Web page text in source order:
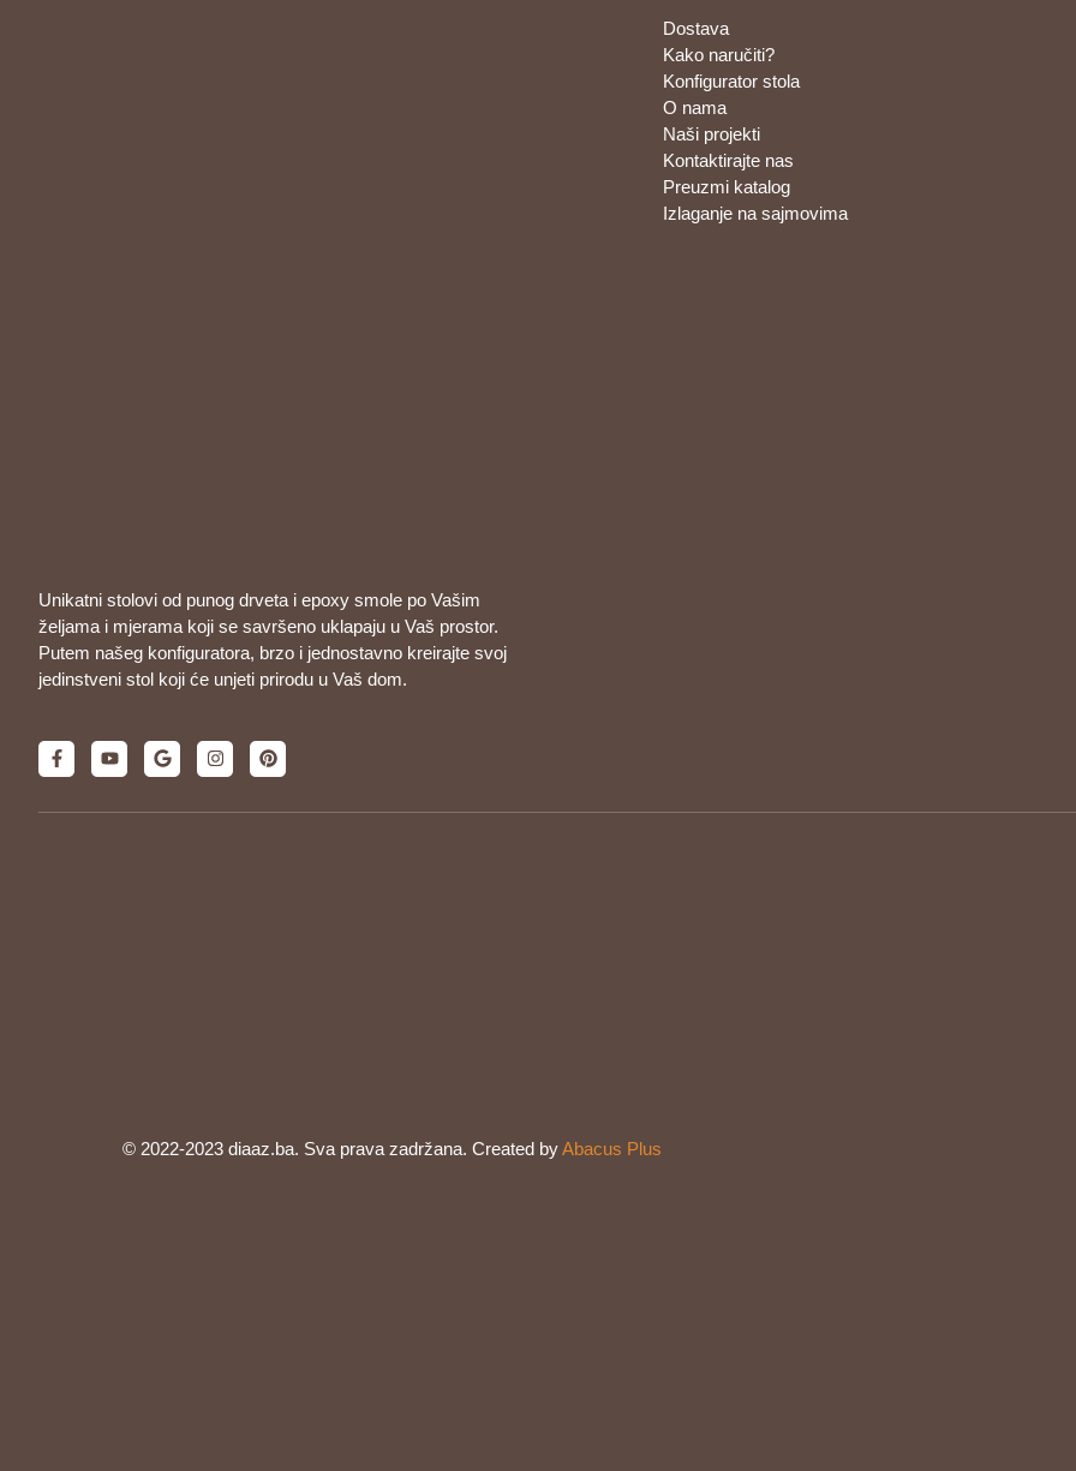
Unikatni stolovi od punog drveta i epoxy smole po Vašim
željama i mjerama koji se savršeno uklapaju u Vaš prostor.
Putem našeg konfiguratora, brzo i jednostavno kreirajte svoj
jedinstveni stol koji će unjeti prirodu u Vaš dom.
Dostava
Kako naručiti?
Konfigurator stola
O nama
Naši projekti
Kontaktirajte nas
Preuzmi katalog
Izlaganje na sajmovima
© 2022-2023 diaaz.ba. Sva prava zadržana. Created byAbacus Plus